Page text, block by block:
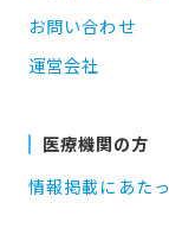
お問い合わせ
運営会社
医療機関の方
情報掲載にあた